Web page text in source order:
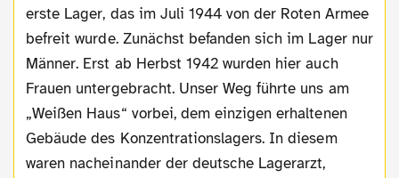
erste Lager, das im Juli 1944 von der Roten Armee
befreit wurde. Zunächst befanden sich im Lager nur
Männer. Erst ab Herbst 1942 wurden hier auch
Frauen untergebracht. Unser Weg führte uns am
„Weißen Haus“ vorbei, dem einzigen erhaltenen
Gebäude des Konzentrationslagers. In diesem
waren nacheinander der deutsche Lagerarzt,